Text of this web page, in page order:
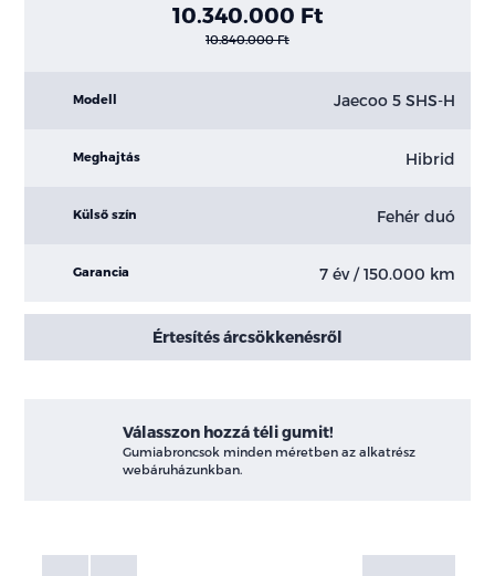
10.340.000 Ft
10.840.000 Ft
Modell Jaecoo 5 SHS-H
Meghajtás Hibrid
Külső szín Fehér duó
Garancia 7 év / 150.000 km
Értesítés árcsökkenésről
Válasszon hozzá téli gumit!
Gumiabroncsok minden méretben az alkatrész
webáruházunkban.
Galéria